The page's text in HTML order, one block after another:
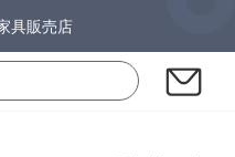
具販売店